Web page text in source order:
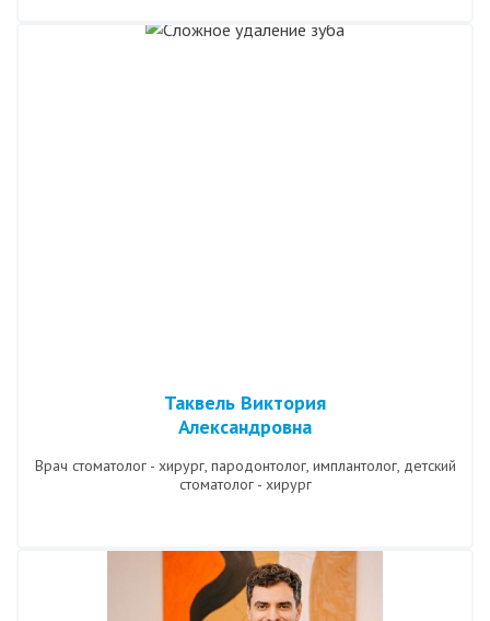
Таквель Виктория
Александровна
Врач стоматолог - хирург, пародонтолог, имплантолог, детский
стоматолог - хирург